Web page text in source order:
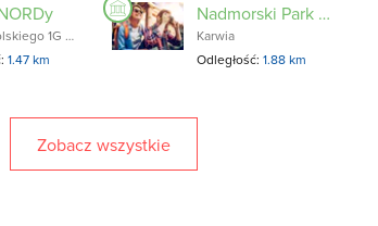
Wojska Polskiego 1G Karwia
1.47 km
Nadmorski Park Krajobrazowy w Karwi
Karwia
Odległość: 1.88 km
Zobacz wszystkie